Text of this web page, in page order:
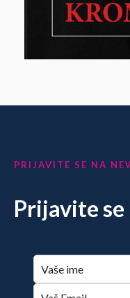
PRIJAVITE SE NA
Prijavite